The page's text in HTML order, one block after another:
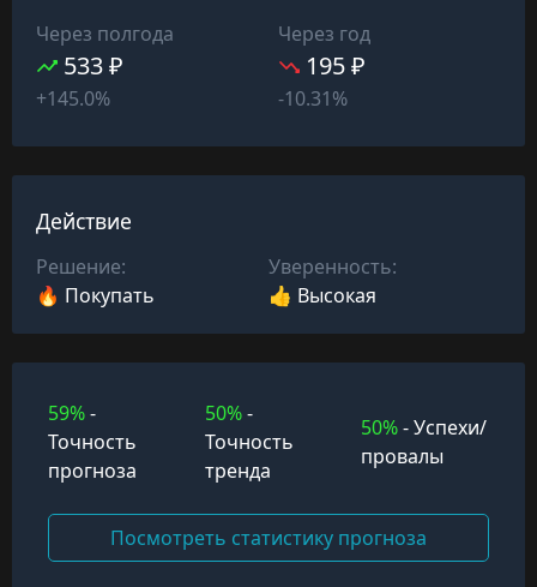
Через полгода
533 ₽
+145.0%
Через год
195 ₽
-10.31%
Действие
Решение:
🔥 Покупать
Уверенность:
👍 Высокая
59%-
Точность
прогноза
50%-
Точность
тренда
50%- Успехи/
провалы
Посмотреть статистику прогноза